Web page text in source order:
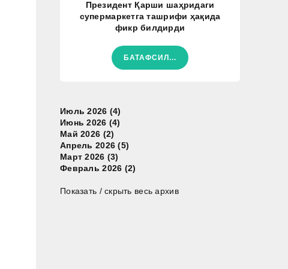
Президент Қарши шаҳридаги
супермаркетга ташрифи ҳақида
фикр билдирди
БАТАФСИЛ...
Июль 2026 (4)
Июнь 2026 (4)
Май 2026 (2)
Апрель 2026 (5)
Март 2026 (3)
Февраль 2026 (2)
Показать / скрыть весь архив